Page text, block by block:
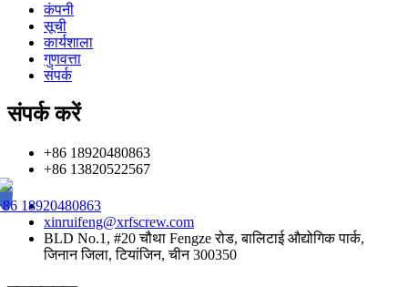
कंपनी
सूची
कार्यशाला
गुणवत्ता
संपर्क
संपर्क करें
+86 18920480863
+86 13820522567
18920480863
xinruifeng@xrfscrew.com
BLD No.1, #20 चौथा Fengze रोड, बालिटाई औद्योगिक पार्क,
जिनान जिला, टियांजिन, चीन 300350